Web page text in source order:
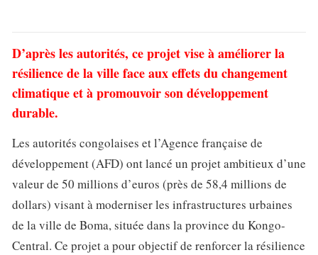
D’après les autorités, ce projet vise à améliorer la
résilience de la ville face aux effets du changement
climatique et à promouvoir son développement
durable.
Les autorités congolaises et l’Agence française de
développement (AFD) ont lancé un projet ambitieux d’une
valeur de 50 millions d’euros (près de 58,4 millions de
dollars) visant à moderniser les infrastructures urbaines
de la ville de Boma, située dans la province du Kongo-
Central. Ce projet a pour objectif de renforcer la résilience